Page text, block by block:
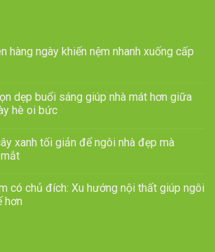
hàng ngày khiến nệm nhanh xuống cấp
dẹp buổi sáng giúp nhà mát hơn giữa
hè oi bức
xanh tối giản để ngôi nhà đẹp mà
có chủ đích: Xu hướng nội thất giúp ngôi
hơn